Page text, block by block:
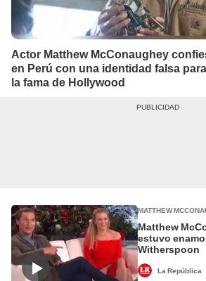
Actor Matthew McConaughey
en Perú con una identidad falsa
la fama de Hollywood
MATTHEW
Matthew
estuvo
Witherspoon
La República